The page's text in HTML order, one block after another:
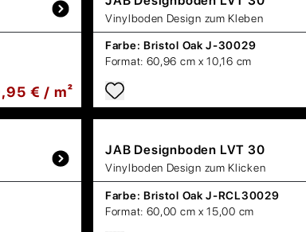
€ / m²
Vinylboden Design zum Kleben
Farbe: Bristol Oak J-30029
Format: 60,96 cm x 10,16 cm
JAB Designboden LVT 30
Vinylboden Design zum Klicken
Farbe: Bristol Oak J-RCL30029
Format: 60,00 cm x 15,00 cm